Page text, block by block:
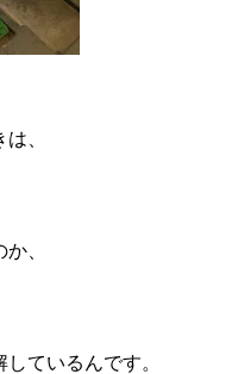
、
、
ているんです。